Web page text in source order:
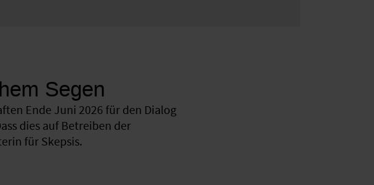
Segen
Ende Juni 2026 für den Dialog
dies auf Betreiben der
für Skepsis.